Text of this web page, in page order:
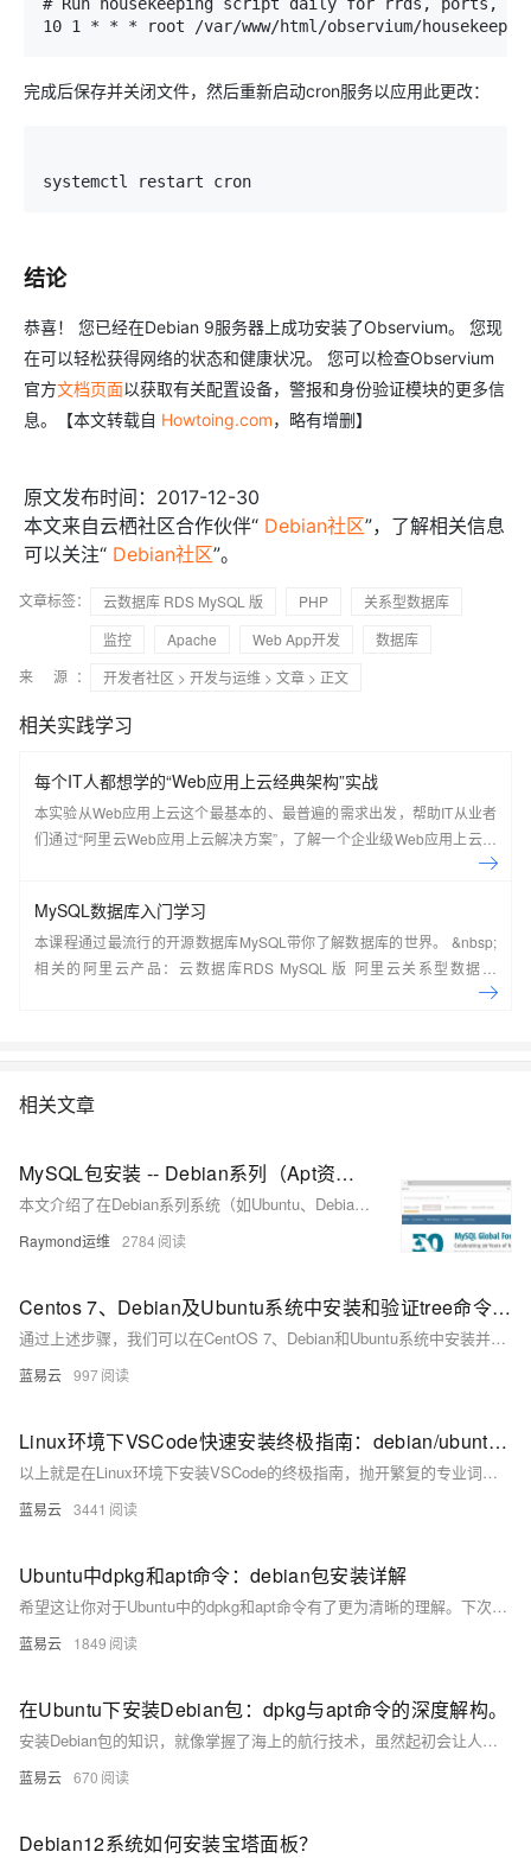
10 1 * * * root /var/www/html /observium/
完成后保存并关闭文件，然后重新启动cron服务以应用此更改：
systemctl restart cron
结论
恭喜！ 您已经在Debian 9服务器上成功安装了Observium。 您现
在可以轻松获得网络的状态和健康状况。 您可以检查Observium
官方文档页面以获取有关配置设备，警报和身份验证模块的更多信
息。【本文转载自 Howtoing.com，略有增删】
原文发布时间：2017-12-30
本文来自云栖社区合作伙伴“ Debian社区”，了解相关信息
可以关注“ Debian社区”。
文章标签： 云数据库 RDS MySQL 版 PHP
关系型数据库
监控
Apache Web App开发
数据库
来 源：
开发者社区 > 开发与运维 > 文章 > 正文
相关实践学习
每个IT人都想学的“Web应用上云经典架构”实战
本实验从Web应用上云这个最基本的、最普遍的需求出发，帮助IT从业者
们通过“阿里云Web应用上云解决方案”，了解一个企业级Web应用上云的
MySQL数据库入门学习
本课程通过最流行的开源数据库MySQL带你了解数据库的世界。 &nbsp;
相关的阿里云产品：云数据库RDS MySQL 版 阿里云关系型数据库
RDS（Relational Database Service）是一种稳定可靠、可弹性伸缩的在
相关文章
MySQL包安装 -- Debian系列（Apt资源库安装MySQL）
本文介绍了在Debian系列系统（如Ubuntu、Debian 11/12）中通过APT仓库安装MySQL 8.0和8.4版本的完整步骤，涵盖添加官方源、配置国内镜像、安装服务及初始化设置，并验证运行状态，适用于各类Linux运维场景。
Raymond运维 2784
Centos 7、Debian及Ubuntu系统中安装和验证tree命令的指南。
通过上述步骤，我们可以在CentOS 7、Debian和Ubuntu系统中安装并验证 `tree`命令。在命令行界面中执行安装命令，然后通过版本检查确认安装成功。这保证了在多个平台上 `tree`命令的一致性和可用性，使得用户无论在哪种Linux发行版上都能使用此工具浏览目录结构。
蓝易云 997
Linux环境下VSCode快速安装终极指南：debian/ubuntu/linux平台通用
以上就是在Linux环境下安装VSCode的终极指南，抛开繁复的专业词汇，以平易近人的文字、形象生动的比喻让你轻松学会这一过程。别忘了，你的小伙伴VSCode已经在应用菜单里等你了！
蓝易云 3441
Ubuntu中dpkg和apt命令：debian包安装详解
希望这让你对于Ubuntu中的dpkg和apt命令有了更为清晰的理解。下次你面对软件包安装的问题，就可以轻松应对，优雅地在你的Linux系统中游刃有余了。
蓝易云 1849
在Ubuntu下安装Debian包：dpkg与apt命令的深度解构。
安装Debian包的知识，就像掌握了海上的航行技术，虽然起初会让人感到陌生甚至困惑，但只要你积累熟练，就能在Ubuntu的世界里畅游无阻。就像每一位成功的航海家，掌握好这些工具，去探索属于你的Ubuntu新世界吧！
蓝易云 670
Debian12系统如何安装宝塔面板？